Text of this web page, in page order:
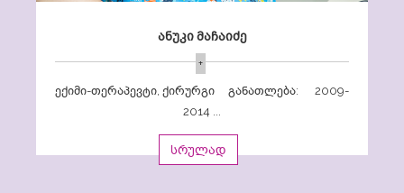
ანუკი მაჩაიძე
+
ექიმი-თერაპევტი, ქირურგი განათლება: 2009-
2014 ...
სრულად